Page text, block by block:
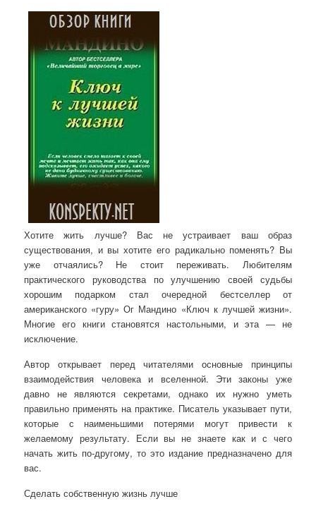
Хотите жить лучше? Вас не устраивает ваш образ
существования, и вы хотите его радикально поменять? Вы
уже отчаялись? Не стоит переживать. Любителям
практического руководства по улучшению своей судьбы
хорошим подарком стал очередной бестселлер от
американского «гуру» Ог Мандино «Ключ к лучшей жизни».
Многие его книги становятся настольными, и эта — не
исключение.
Автор открывает перед читателями основные принципы
взаимодействия человека и вселенной. Эти законы уже
давно не являются секретами, однако их нужно уметь
правильно применять на практике. Писатель указывает пути,
которые с наименьшими потерями могут привести к
желаемому результату. Если вы не знаете как и с чего
начать жить по-другому, то это издание предназначено для
вас.
Сделать собственную жизнь лучше